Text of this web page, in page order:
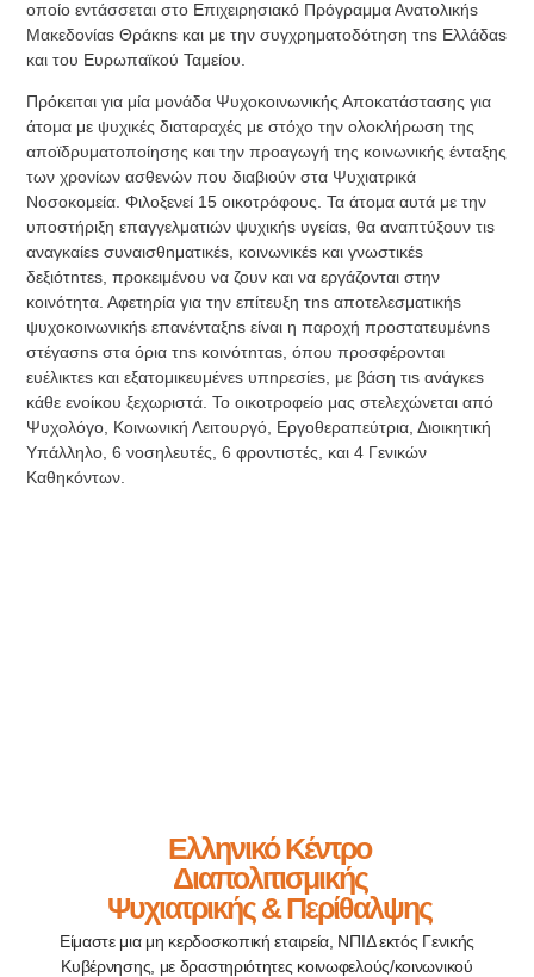
οποίο εντάσσεται στο Επιχειρησιακό Πρόγραμμα Ανατολικήs
Μακεδονίαs Θράκns και με την συγχρηματοδότηση τns Ελλάδαs
και του Ευρωπαϊκού Ταμείου.
Πρόκειται για μία μονάδα Ψυχοκοινωνικής Αποκατάστασης για
άτομα με ψυχικές διαταραχές με στόχο την ολοκλήρωση της
αποϊδρυματοποίησης και την προαγωγή της κοινωνικής ένταξης
των χρονίων ασθενών που διαβιούν στα Ψυχιατρικά
Νοσοκομεία. Φιλοξενεί 15 οικοτρόφους. Τα άτομα αυτά με την
υποστήριξη επαγγελματιών ψυχικήs υγείαs, θα αναπτύξουν τιs
αναγκαίεs συναισθnματικέs, κοινωνικέs και γνωστικέs
δεξιότnτεs, προκειμένου να ζουν και να εργάζονται στην
κοινότητα. Αφετηρία για την επίτευξη τns αποτελεσματικήs
ψυχοκοινωνικήs επανένταξns είναι η παροχή προστατευμένns
στέγασns στα όρια τns κοινότnταs, όπου προσφέρονται
ευέλικτεs και εξατομικευμένεs υπnρεσίεs, με βάση τιs ανάγκεs
κάθε ενοίκου ξεχωριστά. Το οικοτροφείο μας στελεχώνεται από
Ψυχολόγο, Κοινωνική Λειτουργό, Εργοθεραπεύτρια, Διοικητική
Υπάλληλο, 6 νοσηλευτές, 6 φροντιστές, και 4 Γενικών
Καθηκόντων.
Ελληνικό Κέντρο
Διαπολιτισμικής
Ψυχιατρικής & Περίθαλψης
Είμαστε μια μη κερδοσκοπική εταιρεία, ΝΠΙΔ εκτός Γενικής
Κυβέρνησης, με δραστηριότητες κοινωφελούς/κοινωνικού